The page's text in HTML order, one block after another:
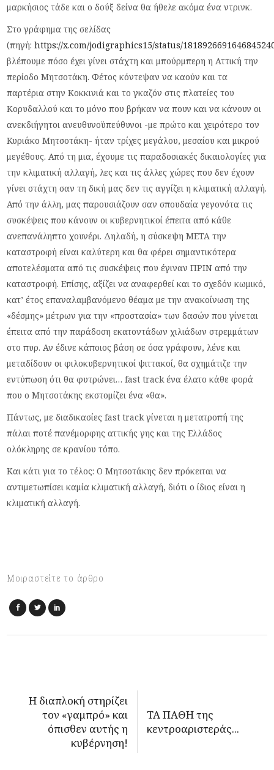
μαρκήσιος τάδε και ο δούξ δείνα θα ήθελε ακόμα ένα ντρινκ.
Στο γράφημα της σελίδας
(πηγή:https://x.com/jodigraphics15/status/
βλέπουμε πόσο έχει γίνει στάχτη και μπούρμπερη η Αττική την
περίοδο Μητσοτάκη. Φέτος κόντεψαν να καούν και τα
παρτέρια στην Κοκκινιά και το γκαζόν στις πλατείες του
Κορυδαλλού και το μόνο που βρήκαν να πουν και να κάνουν οι
ανεκδιήγητοι ανευθυνοϋπεύθυνοι -με πρώτο και χειρότερο τον
Κυριάκο Μητσοτάκη- ήταν τρίχες μεγάλου, μεσαίου και μικρού
μεγέθους. Από τη μια, έχουμε τις παραδοσιακές δικαιολογίες για
την κλιματική αλλαγή, λες και τις άλλες χώρες που δεν έχουν
γίνει στάχτη σαν τη δική μας δεν τις αγγίζει η κλιματική αλλαγή.
Από την άλλη, μας παρουσιάζουν σαν σπουδαία γεγονότα τις
συσκέψεις που κάνουν οι κυβερνητικοί έπειτα από κάθε
ανεπανάληπτο χουνέρι. Δηλαδή, η σύσκεψη ΜΕΤΑ την
καταστροφή είναι καλύτερη και θα φέρει σημαντικότερα
αποτελέσματα από τις συσκέψεις που έγιναν ΠΡΙΝ από την
καταστροφή. Επίσης, αξίζει να αναφερθεί και το σχεδόν κωμικό,
κατ’ έτος επαναλαμβανόμενο θέαμα με την ανακοίνωση της
«δέσμης» μέτρων για την «προστασία» των δασών που γίνεται
έπειτα από την παράδοση εκατοντάδων χιλιάδων στρεμμάτων
στο πυρ. Αν έδινε κάποιος βάση σε όσα γράφουν, λένε και
μεταδίδουν οι φιλοκυβερνητικοί ψιττακοί, θα σχημάτιζε την
εντύπωση ότι θα φυτρώνει… fast track ένα έλατο κάθε φορά
που ο Μητσοτάκης εκστομίζει ένα «θα».
Πάντως, με διαδικασίες fast track γίνεται η μετατροπή της
πάλαι ποτέ πανέμορφης αττικής γης και της Ελλάδος
ολόκληρης σε κρανίου τόπο.
Και κάτι για το τέλος: Ο Μητσοτάκης δεν πρόκειται να
αντιμετωπίσει καμία κλιματική αλλαγή, διότι ο ίδιος είναι η
κλιματική αλλαγή.
Μοιραστείτε το άρθρο
Η διαπλοκή στηρίζει
τον «γαμπρό» και
όπισθεν αυτής η
κυβέρνηση!
ΤΑ ΠΑΘΗ της
κεντροαριστεράς...